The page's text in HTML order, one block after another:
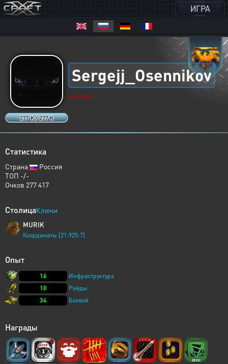
ИГРА
277 K / 277 K
Sergejj_Osennikov
HUMANS
Статистика
Страна
Россия
ТОП -/-
Очков 277 417
СтолицаКлючи
MURIK
Координаты [21:925:7]
Опыт
16
Инфраструктура
10
Рейды
34
Боевой
Награды